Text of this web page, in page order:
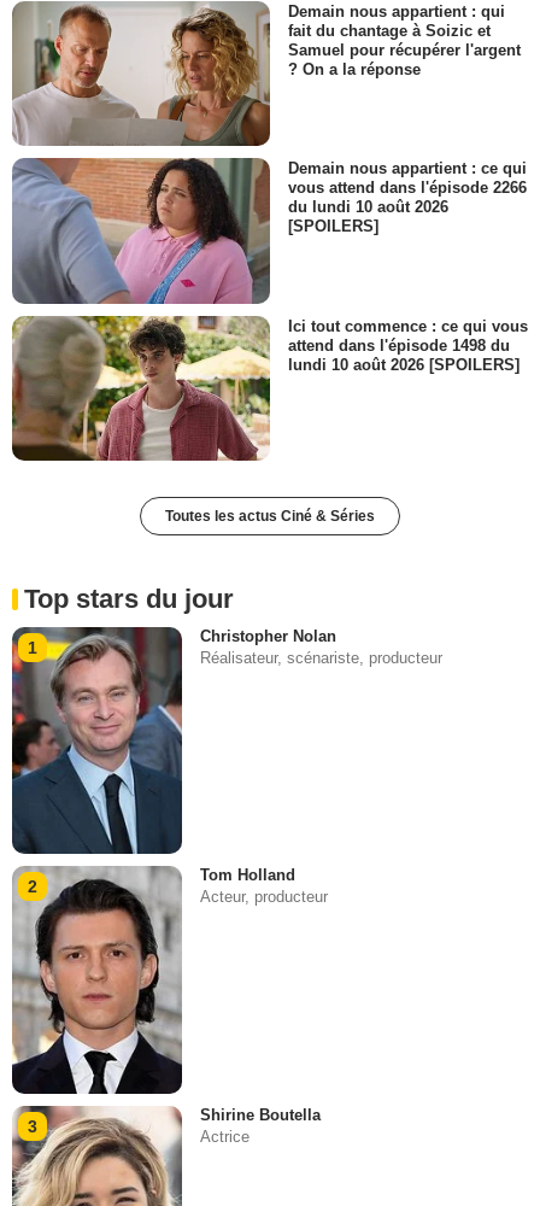
Demain nous appartient : qui
fait du chantage à Soizic et
Samuel pour récupérer l'argent
? On a la réponse
Demain nous appartient : ce qui
vous attend dans l'épisode 2266
du lundi 10 août 2026
[SPOILERS]
Ici tout commence : ce qui vous
attend dans l'épisode 1498 du
lundi 10 août 2026 [SPOILERS]
Toutes les actus Ciné & Séries
Top stars du jour
1
Christopher Nolan
Réalisateur, scénariste, producteur
2
Tom Holland
Acteur, producteur
3
Shirine Boutella
Actrice